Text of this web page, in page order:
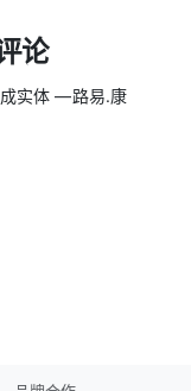
论
实体 — 路易.康